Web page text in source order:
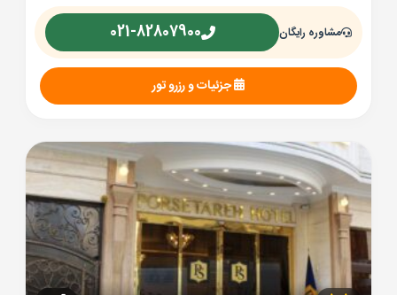
مشاوره رایگان 021-82807900
جزئیات و رزرو تور